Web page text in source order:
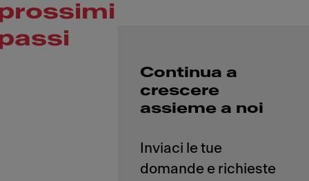
Continua a
crescere
assieme a noi
Inviaci le tue
domande e richieste